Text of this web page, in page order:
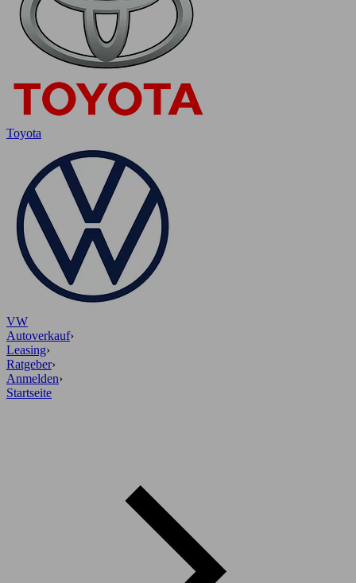
Toyota
VW
Autoverkauf›
Leasing›
Ratgeber›
Anmelden›
Startseite